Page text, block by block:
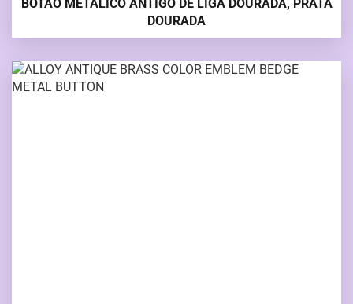
BOTÃO METÁLICO ANTIGO DE LIGA DOURADA, PRATA
DOURADA